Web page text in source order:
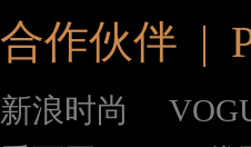
合作伙伴 |
新浪时尚